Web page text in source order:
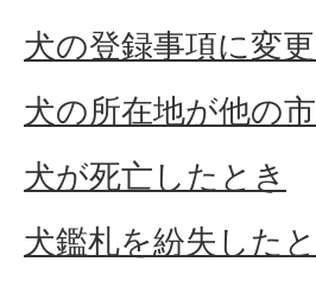
犬の登録事項に変
犬の所在地が他の
犬が死亡したとき
犬鑑札を紛失した